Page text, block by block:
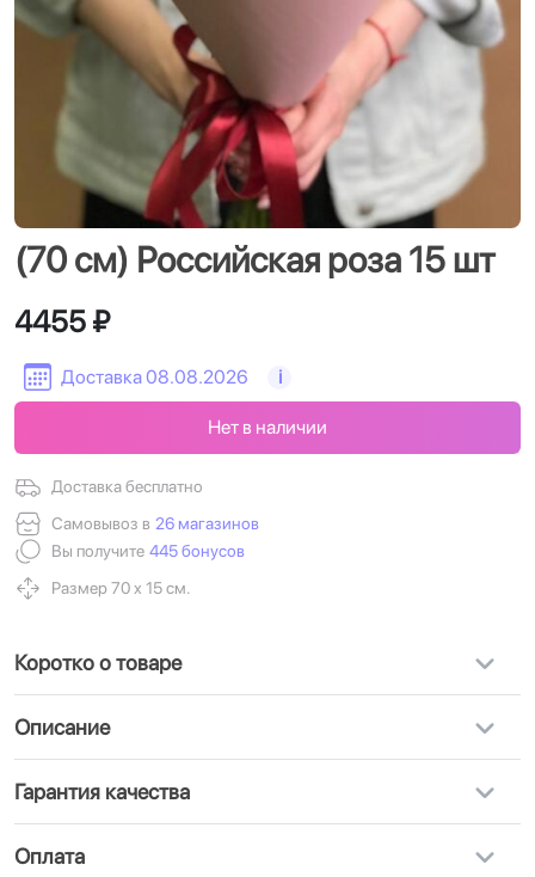
(70 см) Российская роза 15 шт
Доставка 08.08.2026 i
4455 ₽
Доставка бесплатно
Самовывоз в 26 магазинов
Вы получите 445 бонусов
Размер 70 х 15 см.
Нет в наличии
Коротко о товаре
Описание
Гарантия качества
Оплата